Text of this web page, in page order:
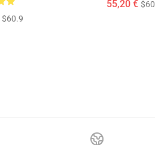
$60.9
55,20 € $60